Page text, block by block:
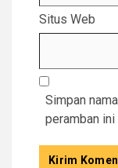
Situs Web
Simpan
peramban